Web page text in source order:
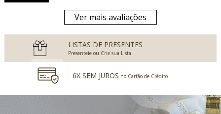
Ver mais avaliações
LISTAS DE PRESENTES
Presenteie ou Crie sua Lista
6X SEM JUROS no Cartão de Crédito
no Boleto Bancário e PIX